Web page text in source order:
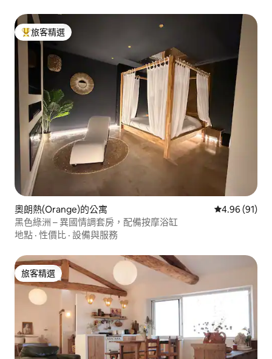
旅客精選榜首
旅客精選
奧朗熱(Orange)的公寓 從 91 則評價
4.96 (91)
黑色綠洲 – 異國情調套房，配備按摩浴缸
地點 · 性價比 · 設備與服務
旅客精選
旅客精選